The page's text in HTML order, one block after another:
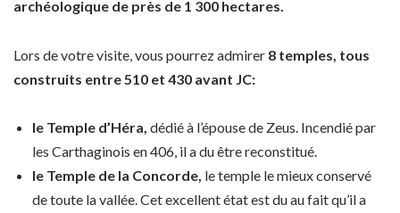
archéologique de près de 1 300 hectares.
Lors de votre visite, vous pourrez admirer 8 temples, tous
construits entre 510 et 430 avant JC:
le Temple d’Héra, dédié à l’épouse de Zeus. Incendié par
les Carthaginois en 406, il a du être reconstitué.
le Temple de la Concorde, le temple le mieux conservé
de toute la vallée. Cet excellent état est du au fait qu’il a